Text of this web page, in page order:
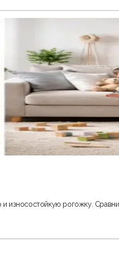
износостойкую рогожку.